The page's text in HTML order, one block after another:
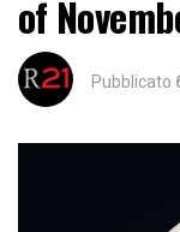
of
Pubblicato